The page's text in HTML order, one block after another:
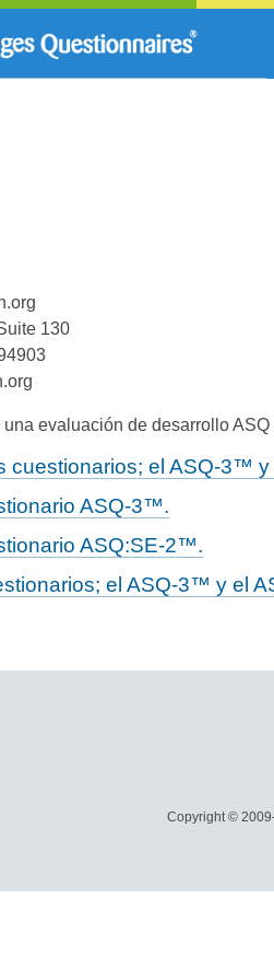
130
una evaluación de desarrollo
cuestionarios; el ASQ-3™
ASQ-3™.
ASQ:SE-2™.
el ASQ-3™ y el
Copyright ©